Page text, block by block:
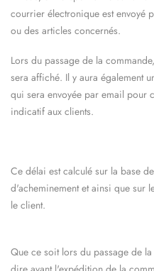
courrier électronique est envoyé
ou des articles concernés.
Lors du passage de la
sera affiché. Il y aura également
qui sera envoyée par email pour
indicatif aux clients.
Ce délai est calculé sur la base
d'acheminement et ainsi que sur
le client.
Que ce soit lors du passage de